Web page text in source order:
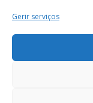
Gerir serviços
Termos e
os direitos